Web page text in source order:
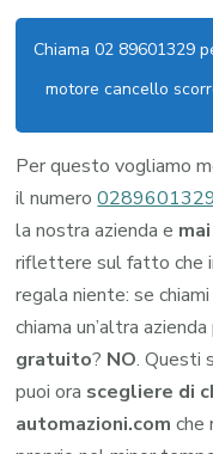
Chiama 02 89601329
motore cancello
Per questo vogliamo
il numero0289601329
la nostra azienda e
riflettere sul fatto che
regala niente: se
chiama un’altra
gratuito? NO. Questi
puoi ora scegliere di
automazioni.com che